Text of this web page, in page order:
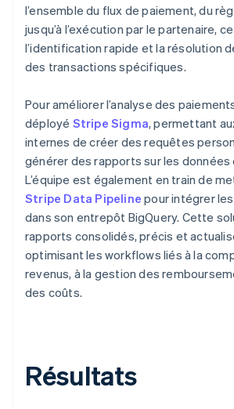
l’ensemble du flux de paiement, du
jusqu’à l’exécution par le partenaire,
l’identification rapide et la résolution
des transactions spécifiques.
Pour améliorer l’analyse des
déployé Stripe Sigma, permettant
internes de créer des requêtes
générer des rapports sur les données
L’équipe est également en train de
Stripe Data Pipeline pour intégrer
dans son entrepôt BigQuery. Cette
rapports consolidés, précis et
optimisant les workflows liés à la
revenus, à la gestion des
des coûts.
Résultats